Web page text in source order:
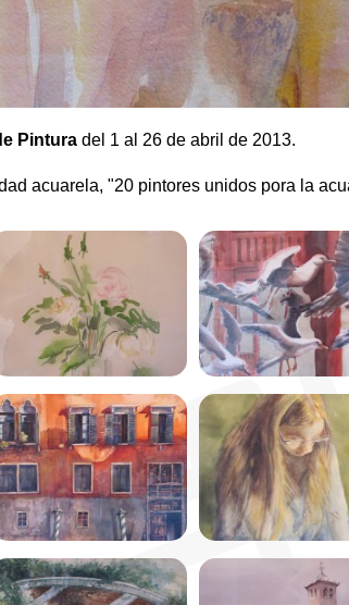
Pinturadel 1 al 26 de abril de 2013.
acuarela, "20 pintores unidos pora la